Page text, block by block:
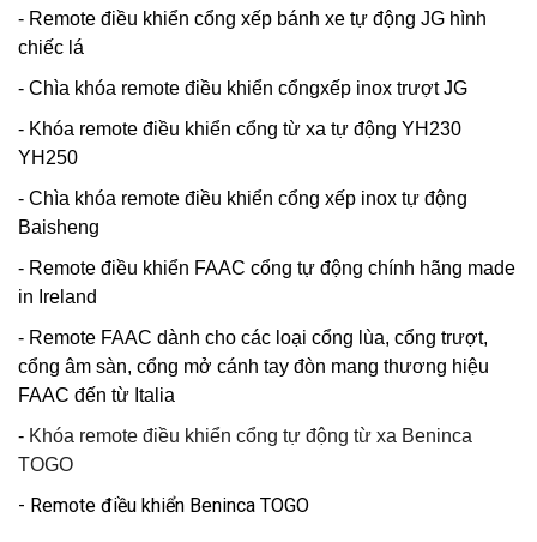
- Remote điều khiển cổng xếp bánh xe tự động JG hình
chiếc lá
- Chìa khóa remote điều khiển cổngxếp inox trượt JG
- Khóa remote điều khiển cổng từ xa tự động YH230
YH250
- Chìa khóa remote điều khiển cổng xếp inox tự động
Baisheng
- Remote điều khiển FAAC cổng tự động chính hãng made
in Ireland
- Remote FAAC dành cho các loại cổng lùa, cổng trượt,
cổng âm sàn, cổng mở cánh tay đòn mang thương hiệu
FAAC đến từ Italia
- Khóa remote điều khiển cổng tự động từ xa Beninca
TOGO
- Remote điều khiển Beninca TOGO